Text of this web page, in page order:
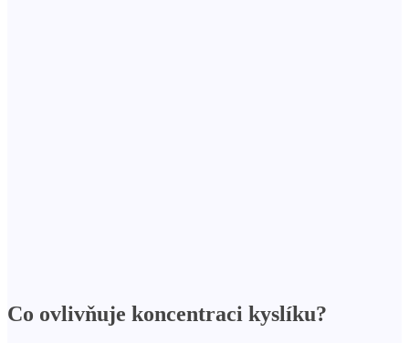
Co ovlivňuje koncentraci kyslíku?